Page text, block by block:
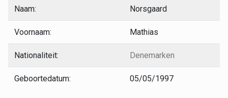
Naam: Norsgaard
Voornaam: Mathias
Nationaliteit: Denemarken
Geboortedatum: 05/05/1997